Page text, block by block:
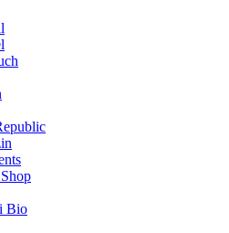
Bio